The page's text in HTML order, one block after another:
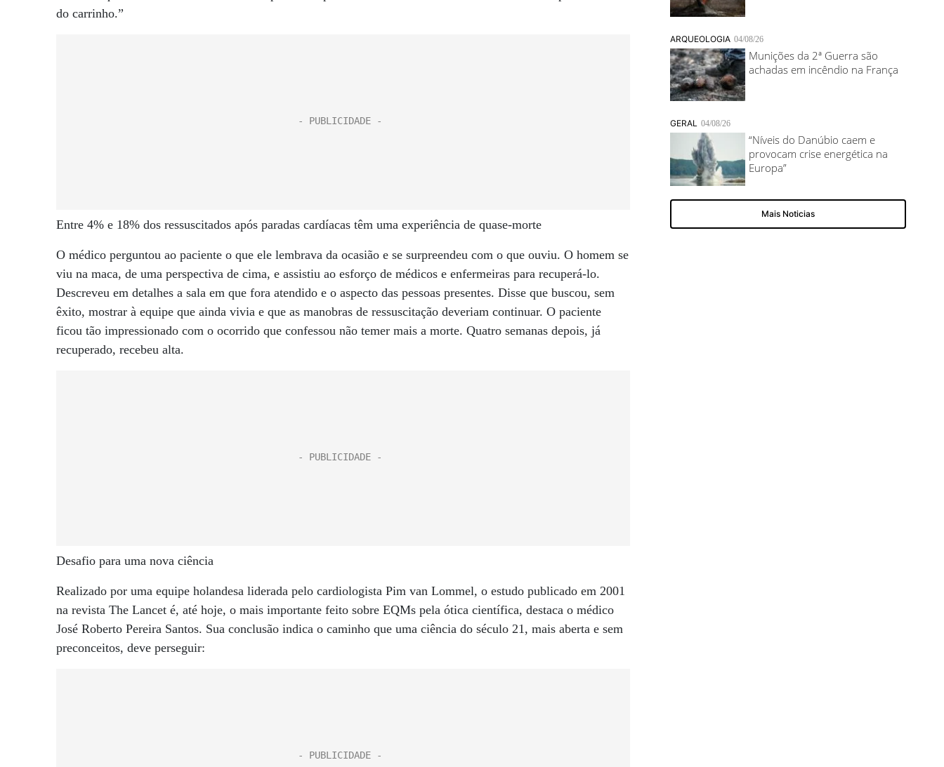
do carrinho.”
Entre 4% e 18% dos ressuscitados após paradas cardíacas têm uma experiência de quase-morte
O médico perguntou ao paciente o que ele lembrava da ocasião e se surpreendeu com o que ouviu. O homem se
viu na maca, de uma perspectiva de cima, e assistiu ao esforço de médicos e enfermeiras para recuperá-lo.
Descreveu em detalhes a sala em que fora atendido e o aspecto das pessoas presentes. Disse que buscou, sem
êxito, mostrar à equipe que ainda vivia e que as manobras de ressuscitação deveriam continuar. O paciente
ficou tão impressionado com o ocorrido que confessou não temer mais a morte. Quatro semanas depois, já
recuperado, recebeu alta.
Desafio para uma nova ciência
Realizado por uma equipe holandesa liderada pelo cardiologista Pim van Lommel, o estudo publicado em 2001
na revista The Lancet é, até hoje, o mais importante feito sobre EQMs pela ótica científica, destaca o médico
José Roberto Pereira Santos. Sua conclusão indica o caminho que uma ciência do século 21, mais aberta e sem
preconceitos, deve perseguir: